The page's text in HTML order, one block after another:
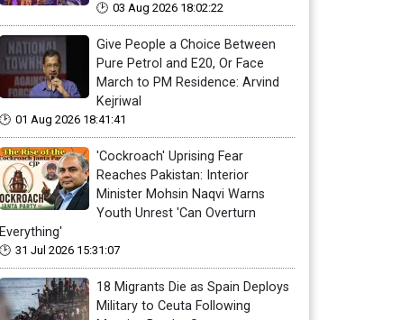
03 Aug 2026 18:02:22
Give People a Choice Between
Pure Petrol and E20, Or Face
March to PM Residence: Arvind
Kejriwal
01 Aug 2026 18:41:41
'Cockroach' Uprising Fear
Reaches Pakistan: Interior
Minister Mohsin Naqvi Warns
Youth Unrest 'Can Overturn
Everything'
31 Jul 2026 15:31:07
18 Migrants Die as Spain Deploys
Military to Ceuta Following